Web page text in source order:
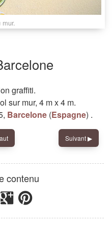
graffiti.
surmur, 4 mx4 m.
, Barcelone (Espagne) .
Suivant▶︎
contenu